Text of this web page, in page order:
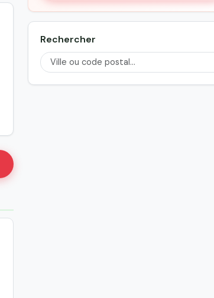
Rechercher